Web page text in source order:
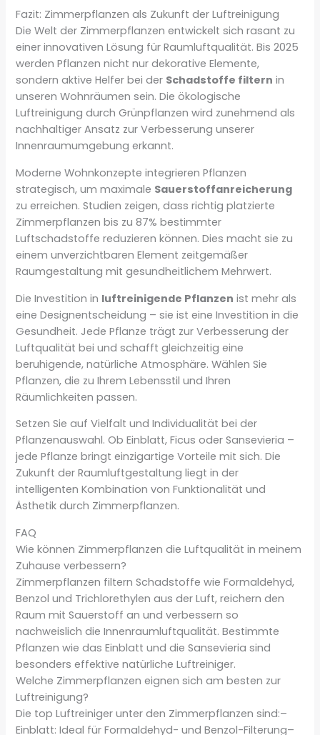
Fazit: Zimmerpflanzen als Zukunft der Luftreinigung
Die Welt der Zimmerpflanzen entwickelt sich rasant zu
einer innovativen Lösung für Raumluftqualität. Bis 2025
werden Pflanzen nicht nur dekorative Elemente,
sondern aktive Helfer bei der Schadstoffe filtern in
unseren Wohnräumen sein. Die ökologische
Luftreinigung durch Grünpflanzen wird zunehmend als
nachhaltiger Ansatz zur Verbesserung unserer
Innenraumumgebung erkannt.
Moderne Wohnkonzepte integrieren Pflanzen
strategisch, um maximale Sauerstoffanreicherung
zu erreichen. Studien zeigen, dass richtig platzierte
Zimmerpflanzen bis zu 87% bestimmter
Luftschadstoffe reduzieren können. Dies macht sie zu
einem unverzichtbaren Element zeitgemäßer
Raumgestaltung mit gesundheitlichem Mehrwert.
Die Investition in luftreinigende Pflanzen ist mehr als
eine Designentscheidung – sie ist eine Investition in die
Gesundheit. Jede Pflanze trägt zur Verbesserung der
Luftqualität bei und schafft gleichzeitig eine
beruhigende, natürliche Atmosphäre. Wählen Sie
Pflanzen, die zu Ihrem Lebensstil und Ihren
Räumlichkeiten passen.
Setzen Sie auf Vielfalt und Individualität bei der
Pflanzenauswahl. Ob Einblatt, Ficus oder Sansevieria –
jede Pflanze bringt einzigartige Vorteile mit sich. Die
Zukunft der Raumluftgestaltung liegt in der
intelligenten Kombination von Funktionalität und
Ästhetik durch Zimmerpflanzen.
FAQ
Wie können Zimmerpflanzen die Luftqualität in meinem
Zuhause verbessern?
Zimmerpflanzen filtern Schadstoffe wie Formaldehyd,
Benzol und Trichlorethylen aus der Luft, reichern den
Raum mit Sauerstoff an und verbessern so
nachweislich die Innenraumluftqualität. Bestimmte
Pflanzen wie das Einblatt und die Sansevieria sind
besonders effektive natürliche Luftreiniger.
Welche Zimmerpflanzen eignen sich am besten zur
Luftreinigung?
Die top Luftreiniger unter den Zimmerpflanzen sind:–
Einblatt: Ideal für Formaldehyd- und Benzol-Filterung–